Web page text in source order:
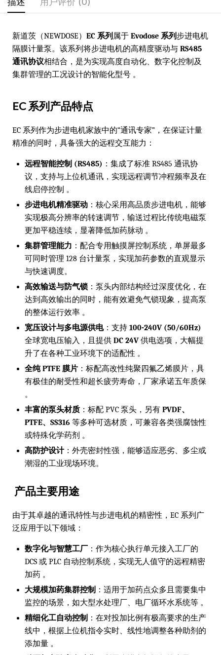
新道茨（NEWDOSE） EC 系列 属于 Evodose 系列步进电机
隔膜计量泵。该系列将步进电机的高精度驱动与 RS485
通讯协议相结合，是为实现高度自动化、数字化控制及
集群管理的工况设计的智能化型号 。
EC 系列产品特点
EC 系列作为步进电机家族中的“通讯专家”，在保证计量
精准的同时，具备强大的远程交互能力：
远程智能控制 (RS485) ：集成了标准 RS485 通讯协
议，支持与上位机通讯，实现远程调节冲程频率及在
线启停控制 。
步进电机精准驱动 ：核心采用高品质步进电机，能够
实现极高分辨率的转速调节，输送过程比传统电磁泵
更加平稳连续，显著降低加药脉动 。
集群管理能力 ：配合专用触摸屏控制系统，单屏最多
可同时管理 128 台计量泵，实现加药参数的直观显示
与快速调度。
高效输送与防气锁 ：泵头内部结构经过深度优化，在
达到高效输出的同时，能有效避免气锁现象，提高泵
的整体运行效率 。
宽压设计与多电源供电：支持 100-240V (50/60Hz)
全球宽电压输入，且提供 DC 24V 供电选项，大幅提
升了在各种工业环境下的适配性 。
全纯 PTFE 膜片 ：标配高改性纯聚四氟乙烯膜片，具
有极佳的耐受性和超长疲劳寿命，厂家承诺五年质保
。
丰富的泵头材质 ：标配 PVC 泵头，另有 PVDF、
PTFE、SS316 等多种可选材质，可兼容各类强腐蚀性
或特殊化学药剂 。
高防护设计：外壳密封性强，能够适应恶劣、多尘或
潮湿的工业现场环境。
产品主要用途
由于其卓越的通讯特性与步进电机的精密性，EC 系列广
泛应用于以下领域：
数字化与智慧工厂 ：作为核心执行单元接入工厂的
DCS 或 PLC 自动控制系统，实现无人值守的远程精密
加药 。
大规模加药集群控制 ：适用于加药点众多且需要集中
监控的场景，如大型水处理厂、电厂循环水系统等 。
精细化工自动控制 ：在对投加比例有极高要求的生产
线中，根据上位机指令实时、线性地调整各种助剂的
添加量 。